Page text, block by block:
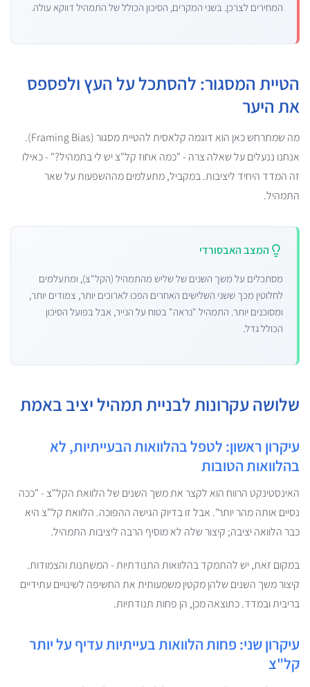
המחירים לצרכן. בשני המקרים, הסיכון הכולל של התמהיל דווקא עולה.
הטיית המסגור: להסתכל על העץ ולפספס
את היער
מה שמתרחש כאן הוא דוגמה קלאסית להטיית מסגור (Framing Bias).
אנחנו ננעלים על שאלה צרה - "כמה אחוז קל"צ יש לי בתמהיל?" - כאילו
זה המדד היחיד ליציבות. במקביל, מתעלמים מההשפעות על שאר
התמהיל.
המצב האבסורדי
מסתכלים על משך השנים של שליש מהתמהיל (הקל"צ), ומתעלמים
לחלוטין מכך ששני השלישים האחרים הפכו לארוכים יותר, צמודים יותר,
ומסוכנים יותר. התמהיל "נראה" בטוח על הנייר, אבל בפועל הסיכון
הכולל גדל.
שלושה עקרונות לבניית תמהיל יציב באמת
עיקרון ראשון: לטפל בהלוואות הבעייתיות, לא
בהלוואות הטובות
האינסטינקט הרווח הוא לקצר את משך השנים של הלוואת הקל"צ - "ככה
נסיים אותה מהר יותר". אבל זו בדיוק הגישה ההפוכה. הלוואת קל"צ היא
כבר הלוואה יציבה; קיצור שלה לא מוסיף הרבה ליציבות התמהיל.
במקום זאת, יש להתמקד בהלוואות התנודתיות - המשתנות והצמודות.
קיצור משך השנים שלהן מקטין משמעותית את החשיפה לשינויים עתידיים
בריבית ובמדד. כתוצאה מכן, הן פחות תנודתיות.
עיקרון שני: פחות הלוואות בעייתיות עדיף על יותר
קל"צ